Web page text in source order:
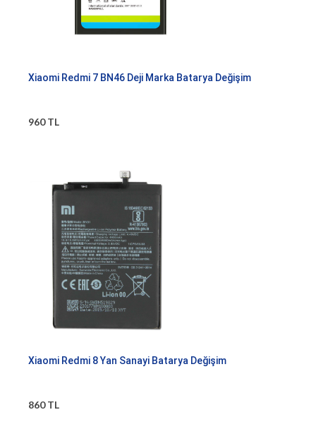
Xiaomi Redmi 7 BN46 Deji Marka Batarya Değişim
960 TL
Xiaomi Redmi 8 Yan Sanayi Batarya Değişim
860 TL